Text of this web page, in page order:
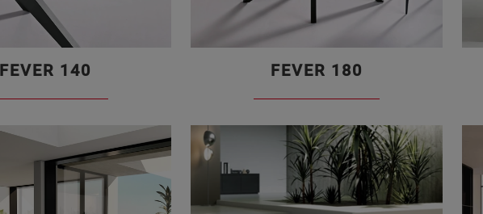
FEVER 140 FEVER 180